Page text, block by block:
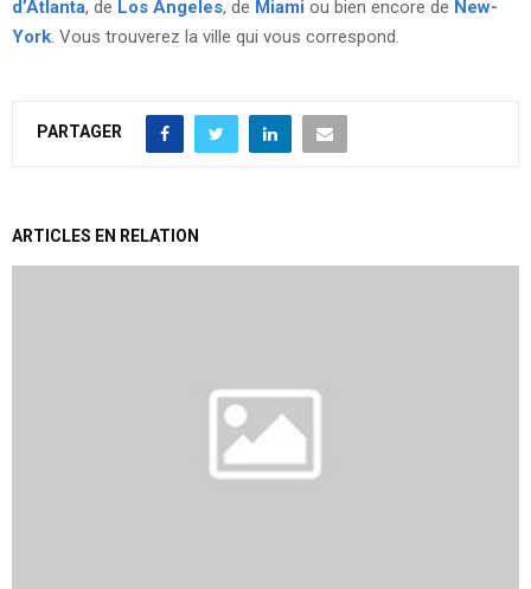
d’Atlanta, de Los Angeles, de Miami ou bien encore de New-
York . Vous trouverez la ville qui vous correspond.
PARTAGER
ARTICLES EN RELATION